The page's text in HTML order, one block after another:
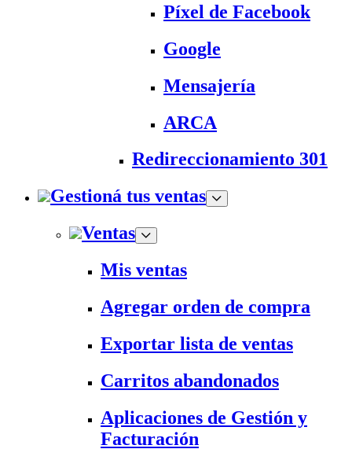
Píxel de Facebook
Google
Mensajería
ARCA
Redireccionamiento 301
Gestioná tus ventas
Ventas
Mis ventas
Agregar orden de compra
Exportar lista de ventas
Carritos abandonados
Aplicaciones de Gestión y
Facturación